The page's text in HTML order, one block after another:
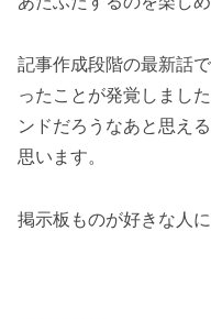
記事作成段階の最新話
ったことが発覚しまし
ンドだろうなあと思え
思います。
掲示板ものが好きな人